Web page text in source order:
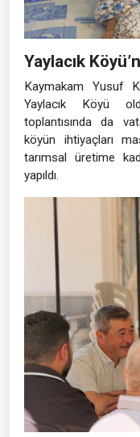
Yaylacık
Kaymakam Yusuf
Yaylacık Köyü
toplantısında da
köyün ihtiyaçları
tarımsal üretime
yapıldı.